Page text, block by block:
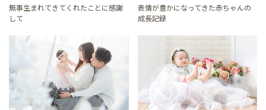
無事生まれてきてくれたことに感謝
して
表情が豊かになってきた赤ちゃんの
成長記録